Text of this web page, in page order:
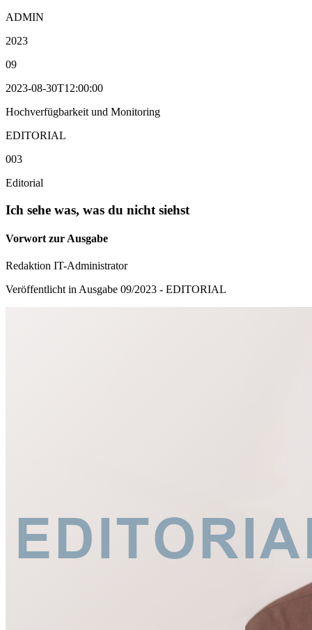
ADMIN
2023
09
2023-08-30T12:00:00
Hochverfügbarkeit und Monitoring
EDITORIAL
003
Editorial
Ich sehe was, was du nicht siehst
Vorwort zur Ausgabe
Redaktion IT-Administrator
Veröffentlicht in Ausgabe 09/2023 - EDITORIAL